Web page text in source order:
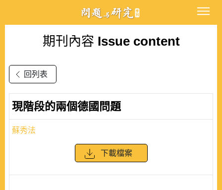
期刊內容 Issue content
回列表
現階段的兩個德國問題
蘇秀法
下載檔案